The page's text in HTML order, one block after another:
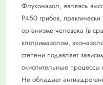
Флуконазол, являясь
Р450 грибов,
организме человека (в
клотримазолом,
степени подавляет
окислительные процессы
Не обладает